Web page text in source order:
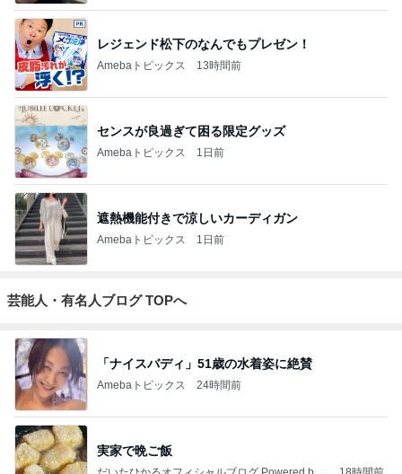
レジェンド松下のなんでもプレゼン！
Amebaトピックス 13時間前
センスが良過ぎて困る限定グッズ
Amebaトピックス 1日前
遮熱機能付きで涼しいカーディガン
Amebaトピックス 1日前
芸能人・有名人ブログ TOPへ
「ナイスバディ」51歳の水着姿に絶賛
Amebaトピックス 24時間前
実家で晩ご飯